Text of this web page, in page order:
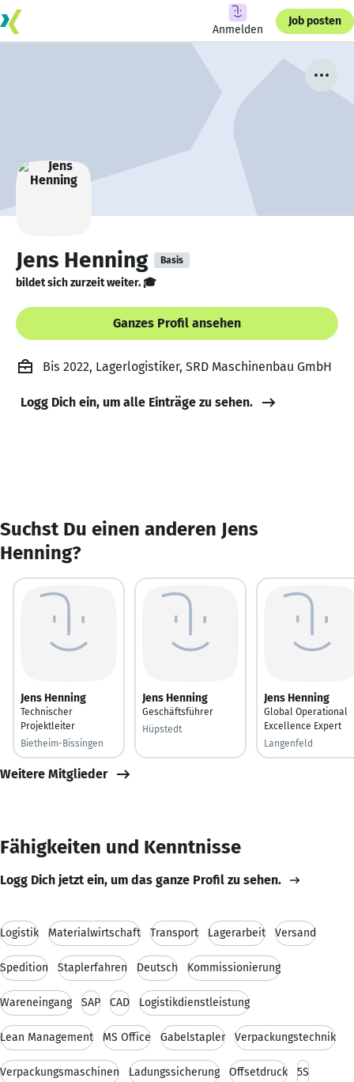
Anmelden
Job posten
Jens Henning Basis
bildet sich zurzeit weiter. 🎓
Ganzes Profil ansehen
Bis 2022, Lagerlogistiker, SRD Maschinenbau GmbH
Logg Dich ein, um alle Einträge zu sehen.
Suchst Du einen anderen Jens
Henning?
Jens Henning
Technischer
Projektleiter
Bietheim-Bissingen
Jens Henning
Geschäftsführer
Hüpstedt
Jens Henning
Global Operational
Excellence Expert
Langenfeld
Weitere Mitglieder
Fähigkeiten und Kenntnisse
Logg Dich jetzt ein, um das ganze Profil zu sehen.
Logistik Materialwirtschaft Transport Lagerarbeit Versand
Spedition Staplerfahren Deutsch Kommissionierung
Wareneingang SAP CAD Logistikdienstleistung
Lean Management MS Office Gabelstapler Verpackungstechnik
Verpackungsmaschinen Ladungssicherung Offsetdruck 5S